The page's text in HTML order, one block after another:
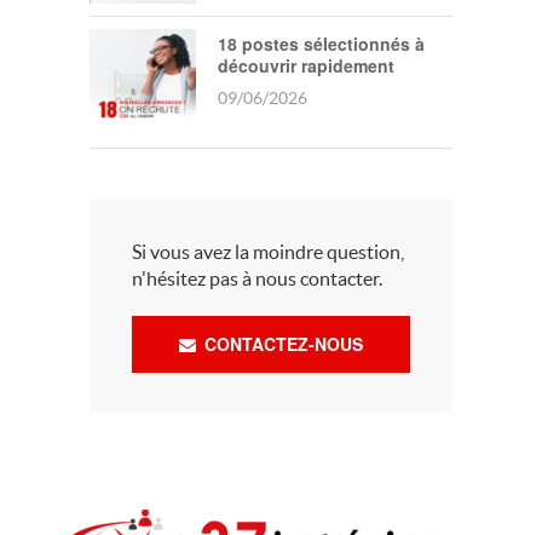
18 postes sélectionnés à
découvrir rapidement
09/06/2026
Si vous avez la moindre question,
n'hésitez pas à nous contacter.
CONTACTEZ-NOUS